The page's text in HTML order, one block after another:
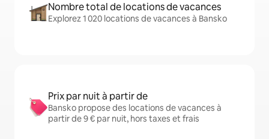
Nombre total de locations de vacances
Explorez 1 020 locations de vacances à Bansko
Prix par nuit à partir de
Bansko propose des locations de vacances à
partir de 9 € par nuit, hors taxes et frais